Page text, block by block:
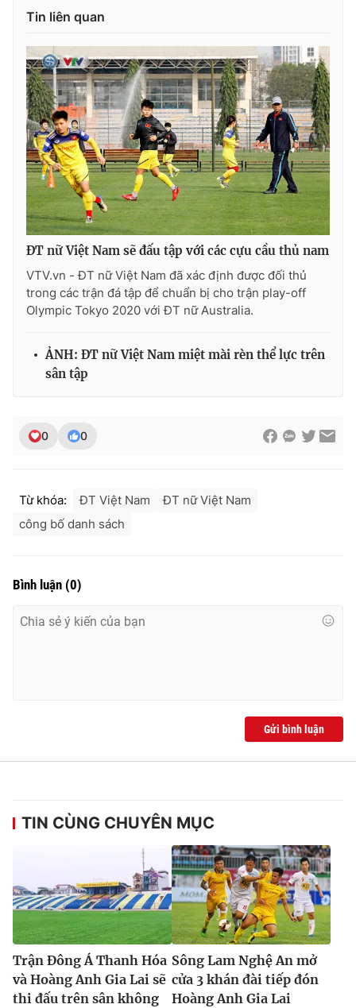
Ðiện thoại Thời báo VTV:
Liên hệ quảng cáo:
® Cấm sao chép dưới mọi hình thức nếu không có sự chấp
thuận bằng văn bản. Ghi rõ nguồn VTV.vn khi phát hành lại
thông tin từ website này.
Tin liên quan
ĐT nữ Việt Nam sẽ đấu tập với các cựu cầu thủ nam
VTV.vn - ĐT nữ Việt Nam đã xác định được đối thủ
trong các trận đá tập để chuẩn bị cho trận play-off
Olympic Tokyo 2020 với ĐT nữ Australia.
ẢNH: ĐT nữ Việt Nam miệt mài rèn thể lực trên
sân tập
0 0
Từ khóa: ĐT Việt Nam
ĐT nữ Việt Nam
công bố danh sách
Bình luận (0)
Gửi bình luận
TIN CÙNG CHUYÊN MỤC
Trận Đông Á Thanh Hóa
và Hoàng Anh Gia Lai sẽ
thi đấu trên sân không
Sông Lam Nghệ An mở
cửa 3 khán đài tiếp đón
Hoàng Anh Gia Lai